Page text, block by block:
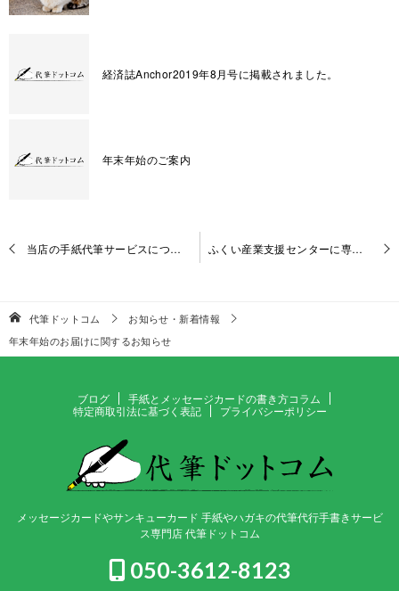
経済誌Anchor2019年8月号に掲載されました。
年末年始のご案内
投
ビ
ゲ
ー
当店の手紙代筆サービスについて大阪の新聞社さんから取材いただきました。 ふくい産業支援センターに専門家登録いただきました。
代筆ドットコム
お知らせ・新着情報
年末年始のお届けに関するお知らせ
ブログ
手紙とメッセージカードの書き方コラム
特定商取引法に基づく表記
プライバシーポリシー
メッセージカードやサンキューカード 手紙やハガキの代筆代行手書きサービ
ス専門店 代筆ドットコム
050-3612-8123